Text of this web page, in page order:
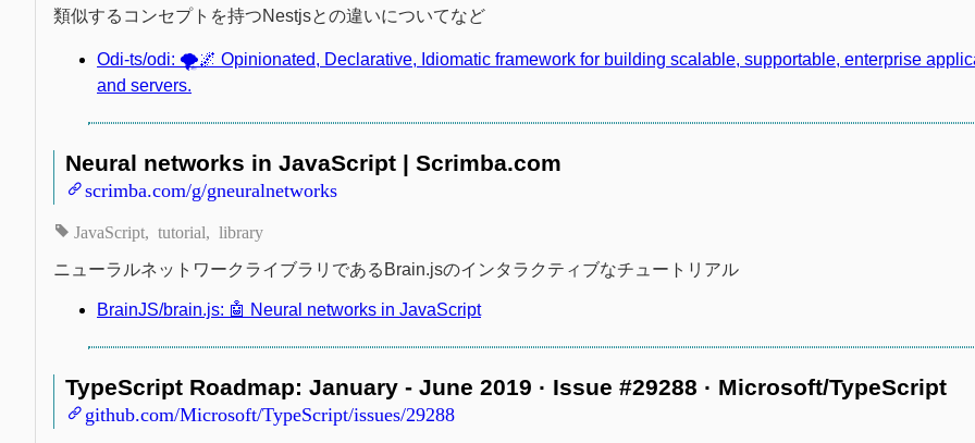
類似するコンセプトを持つNestjsとの違いについてなど
Odi-ts/odi: 🌪🌌 Opinionated, Declarative, Idiomatic framework for building scalable, supportable, enterprise
and servers.
Neural networks in JavaScript | Scrimba.com
scrimba.com/g/gneuralnetworks
JavaScript tutorial library
ニューラルネットワークライブラリであるBrain.jsのインタラクティブなチュートリアル
BrainJS/brain.js: 🤖 Neural networks in JavaScript
TypeScript Roadmap: January - June 2019 · Issue #29288 · Microsoft/TypeScript
github.com/Microsoft/TypeScript/issues/29288